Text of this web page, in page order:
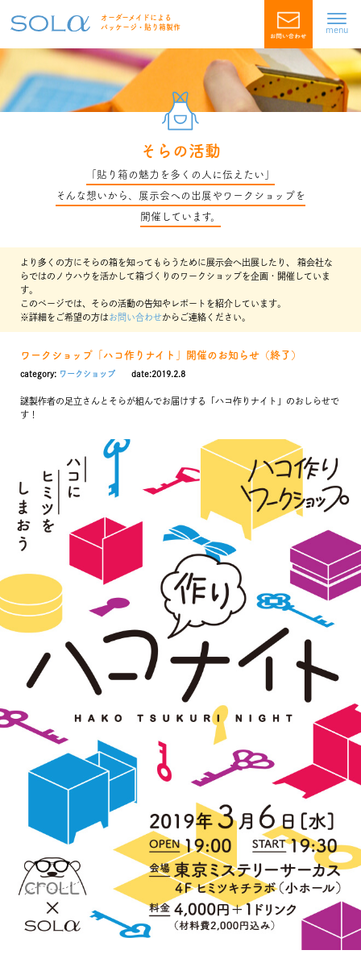
オーダーメイドによる
パッケージ・貼り箱製作
menu
そらの活動
「貼り箱の魅力を多くの人に伝えたい」
そんな想いから、展示会への出展やワークショップを
開催しています。
より多くの方にそらの箱を知ってもらうために展示会へ出展したり、 箱会社な
らではのノウハウを活かして箱づくりのワークショップを企画・開催していま
す。
このページでは、そらの活動の告知やレポートを紹介しています。
※詳細をご希望の方はお問い合わせからご連絡ください。
ワークショップ「ハコ作りナイト」開催のお知らせ（終了）
category: ワークショップ date:2019.2.8
謎製作者の足立さんとそらが組んでお届けする「ハコ作りナイト」のおしらせで
す！